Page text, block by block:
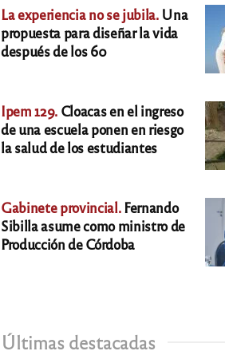
La experiencia no se jubila.Una
propuesta para diseñar la vida
después de los 60
Ipem 129. Cloacas en el ingreso
de una escuela ponen en riesgo
la salud de los estudiantes
Gabinete provincial.Fernando
Sibilla asume como ministro de
Producción de Córdoba
Últimas destacadas